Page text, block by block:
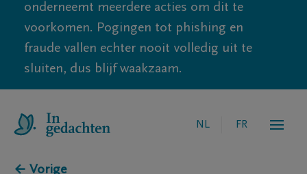
onderneemt meerdere acties om dit te
voorkomen. Pogingen tot phishing en
fraude vallen echter nooit volledig uit te
sluiten, dus blijf waakzaam.
NL FR
← Vorige